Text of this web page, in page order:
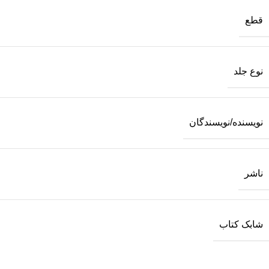
قطع
نوع جلد
نویسنده/نویسندگان
ناشر
شابک کتاب